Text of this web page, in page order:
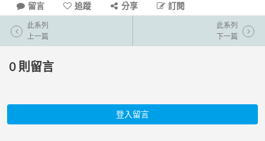
留言 追蹤 分享 訂閱
此系列
上一篇
此系列
下一篇
0 則留言
登入留言